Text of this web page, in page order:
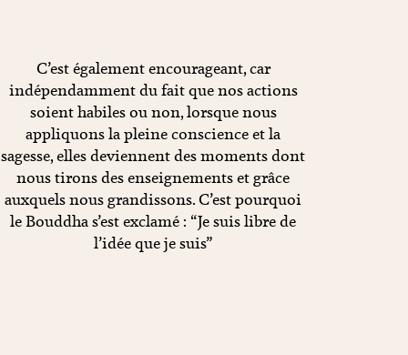
C’est également encourageant, car
indépendamment du fait que nos actions
soient habiles ou non, lorsque nous
appliquons la pleine conscience et la
sagesse, elles deviennent des moments dont
nous tirons des enseignements et grâce
auxquels nous grandissons. C’est pourquoi
le Bouddha s’est exclamé : “Je suis libre de
l’idée que je suis”